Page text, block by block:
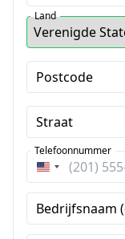
Land
Postcode
Straat
Verenigde
Staten
+1
Telefoonnummer
Bedrijfsnaam